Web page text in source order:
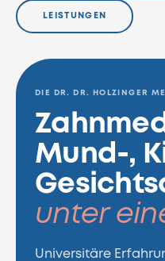
LEISTUNGEN
DIE DR. DR. HOLZINGER
Mund-,
unter
Universitäre